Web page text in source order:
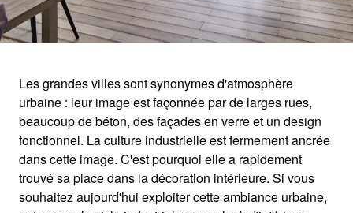
ROBUSTE ET SANS
ÉQUIVOQUE
Les grandes villes sont synonymes d'atmosphère
urbaine : leur image est façonnée par de larges rues,
beaucoup de béton, des façades en verre et un design
fonctionnel. La culture industrielle est fermement ancrée
dans cette image. C'est pourquoi elle a rapidement
trouvé sa place dans la décoration intérieure. Si vous
souhaitez aujourd'hui exploiter cette ambiance urbaine,